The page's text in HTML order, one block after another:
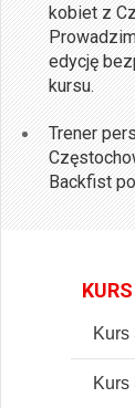
kobiet z
edycję
kursu.
Trener
Backfist
Kurs
Kurs